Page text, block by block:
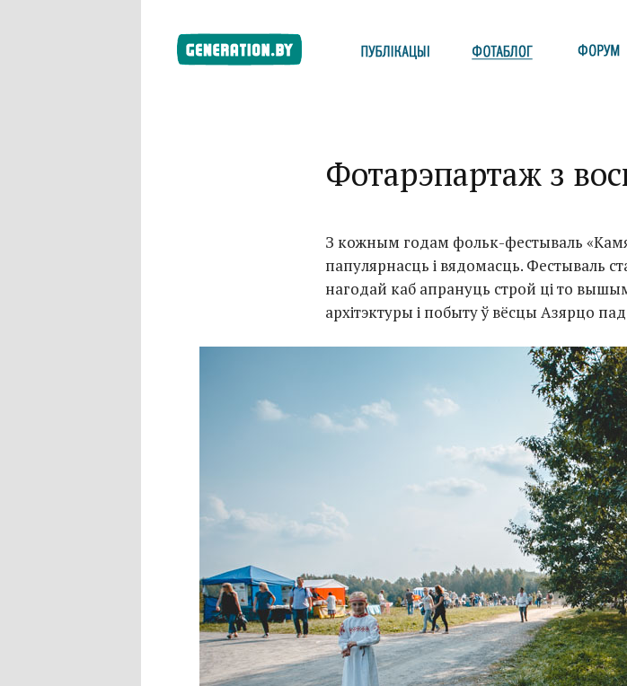
Фотарэпартаж з
З кожным годам фольк-фестываль
папулярнасць і вядомасць. Фестываль
нагодай каб апрануць строй ці то
архітэктуры і побыту ў вёсцы Азярцо